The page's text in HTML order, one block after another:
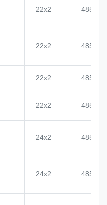
22x2 4855
22x2 4855
22x2 4855
22x2 4855
24x2 4855
24x2 4855